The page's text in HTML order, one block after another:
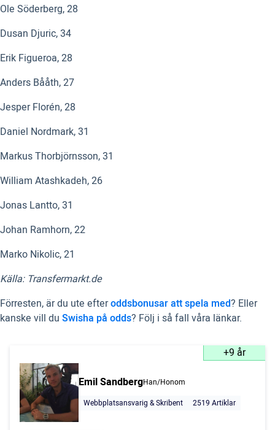
Ole Söderberg, 28
Dusan Djuric, 34
Erik Figueroa, 28
Anders Bååth, 27
Jesper Florén, 28
Daniel Nordmark, 31
Markus Thorbjörnsson, 31
William Atashkadeh, 26
Jonas Lantto, 31
Johan Ramhorn, 22
Marko Nikolic, 21
Källa: Transfermarkt.de
Förresten, är du ute efteroddsbonusar att spela med? Eller
kanske vill du Swisha på odds? Följ i så fall våra länkar.
+9 år
Emil SandbergHan/Honom
Webbplatsansvarig & Skribent
2519 Artiklar